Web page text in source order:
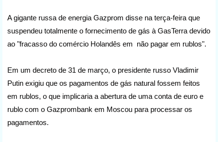
A gigante russa de energia Gazprom disse na terça-feira que
suspendeu totalmente o fornecimento de gás à GasTerra devido
ao "fracasso do comércio Holandês em não pagar em rublos".
Em um decreto de 31 de março, o presidente russo Vladimir
Putin exigiu que os pagamentos de gás natural fossem feitos
em rublos, o que implicaria a abertura de uma conta de euro e
rublo com o Gazprombank em Moscou para processar os
pagamentos.